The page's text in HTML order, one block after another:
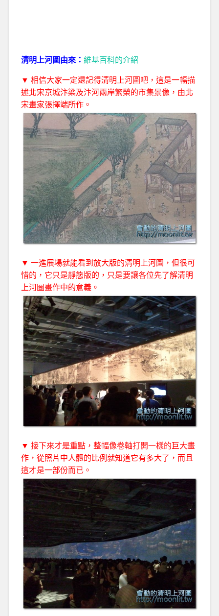
清明上河圖由來： 維基百科的介紹
▼ 相信大家一定還記得清明上河圖吧，這是一幅描
述北宋京城汴梁及汴河兩岸繁榮的市集景像，由北
宋畫家張擇端所作。
▼ 一進展場就能看到放大版的清明上河圖，但很可
惜的，它只是靜態版的，只是要讓各位先了解清明
上河圖畫作中的意義。
▼ 接下來才是重點，整幅像卷軸打開一樣的巨大畫
作，從照片中人體的比例就知道它有多大了，而且
這才是一部份而已。